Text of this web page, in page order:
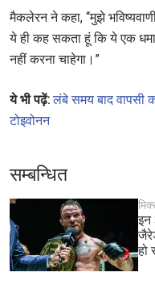
मैकलेरन ने कहा, “मुझे
ये ही कह सकता हूं कि ये एक
नहीं करना चाहेगा।”
ये भी पढ़ें: लंबे समय बाद वापसी
टोइवोनन
सम्बन्धित
इन
हो
collection, use and
under ourPrivacy
these